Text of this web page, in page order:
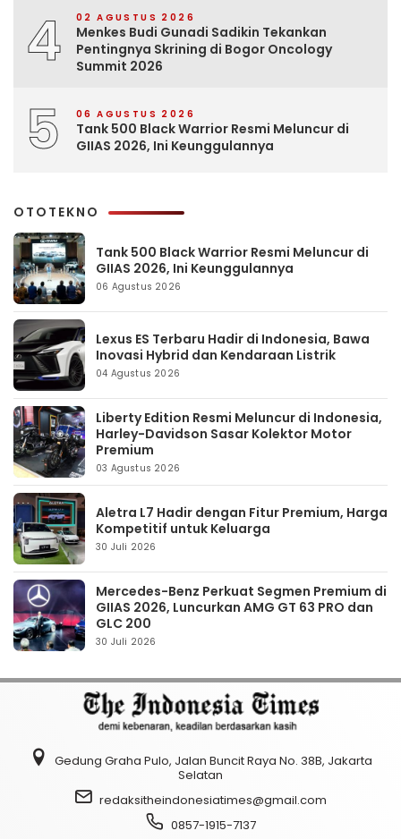
4 02 AGUSTUS 2026
Menkes Budi Gunadi Sadikin Tekankan
Pentingnya Skrining di Bogor Oncology
Summit 2026
5 06 AGUSTUS 2026
Tank 500 Black Warrior Resmi Meluncur di
GIIAS 2026, Ini Keunggulannya
OTOTEKNO
Tank 500 Black Warrior Resmi Meluncur di
GIIAS 2026, Ini Keunggulannya
06 Agustus 2026
Lexus ES Terbaru Hadir di Indonesia, Bawa
Inovasi Hybrid dan Kendaraan Listrik
04 Agustus 2026
Liberty Edition Resmi Meluncur di Indonesia,
Harley-Davidson Sasar Kolektor Motor
Premium
03 Agustus 2026
Aletra L7 Hadir dengan Fitur Premium, Harga
Kompetitif untuk Keluarga
30 Juli 2026
Mercedes-Benz Perkuat Segmen Premium di
GIIAS 2026, Luncurkan AMG GT 63 PRO dan
GLC 200
30 Juli 2026
Gedung Graha Pulo, Jalan Buncit Raya No. 38B, Jakarta
Selatan
redaksitheindonesiatimes@gmail.com
0857-1915-7137